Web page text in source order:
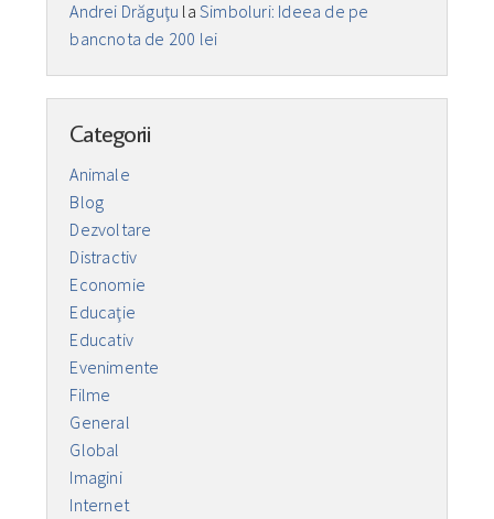
Andrei Drăguţu laSimboluri: Ideea de pe
bancnota de 200 lei
Categorii
Animale
Blog
Dezvoltare
Distractiv
Economie
Educaţie
Educativ
Evenimente
Filme
General
Global
Imagini
Internet